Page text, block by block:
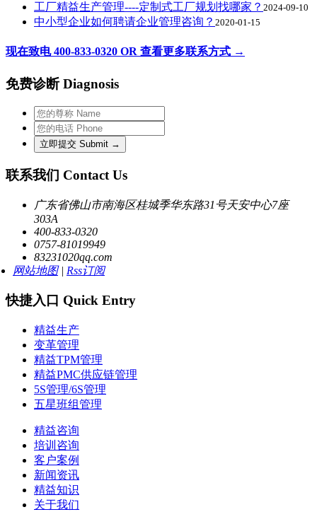
工厂精益生产管理----定制式工厂规划找哪家？ 2024-09-10
中小型企业如何聘请企业管理咨询？ 2020-01-15
现在致电 400-833-0320 OR 查看更多联系方式 →
免费诊断 Diagnosis
联系我们 Contact Us
广东省佛山市南海区桂城季华东路31号天安中心7座
303A
400-833-0320
0757-81019949
83231020qq.com
网站地图| Rss订阅
快捷入口 Quick Entry
精益生产
变革管理
精益TPM管理
精益PMC供应链管理
5S管理/6S管理
五星班组管理
精益咨询
培训咨询
客户案例
新闻资讯
精益知识
关于我们